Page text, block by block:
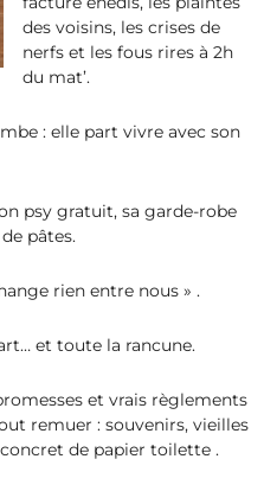
des voisins, les crises de
nerfs et les fous rires à 2h
du mat’.
: elle part vivre avec son
psy gratuit, sa garde-robe
pâtes.
rien entre nous » .
et toute la rancune.
et vrais règlements
remuer : souvenirs, vieilles
de papier toilette .